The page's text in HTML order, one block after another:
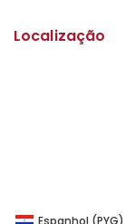
Localização
Espanhol (PYG)